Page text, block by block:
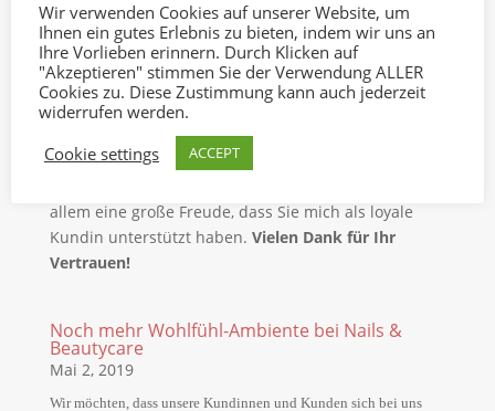
mit Ihren Lieben , Freunde undwünscheein
glückliches und vor allem gesundes Neues Jahr!
Auch für mich und meinen kleinen Betrieb waren
2021 und auch schon 2020 keine leichten Jahre. Vor
allem wirtschaftlich hat mich Corona mit mittlerweile
vier Lockdowns und damit dem Entfall jeglicher
allem eine große Freude, dass Sie mich als loyale
Kundin unterstützt haben. Vielen Dank für Ihr
Vertrauen!
Noch mehr Wohlfühl-Ambiente bei Nails &
Beautycare
Mai 2, 2019
Wir möchten, dass unsere Kundinnen und Kunden sich bei uns
Wir verwenden Cookies auf unserer Website, um
Ihnen ein gutes Erlebnis zu bieten, indem wir uns an
Ihre Vorlieben erinnern. Durch Klicken auf
"Akzeptieren" stimmen Sie der Verwendung ALLER
Cookies zu. Diese Zustimmung kann auch jederzeit
widerrufen werden.
Cookie settings
ACCEPT